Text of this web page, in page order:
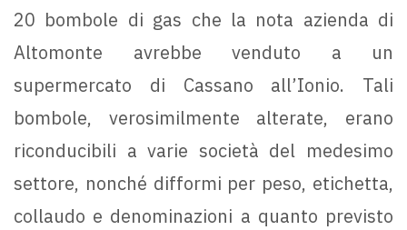
20 bombole di gas che la nota azienda di
Altomonte avrebbe venduto a un
supermercato di Cassano all’Ionio. Tali
bombole, verosimilmente alterate, erano
riconducibili a varie società del medesimo
settore, nonché difformi per peso, etichetta,
collaudo e denominazioni a quanto previsto